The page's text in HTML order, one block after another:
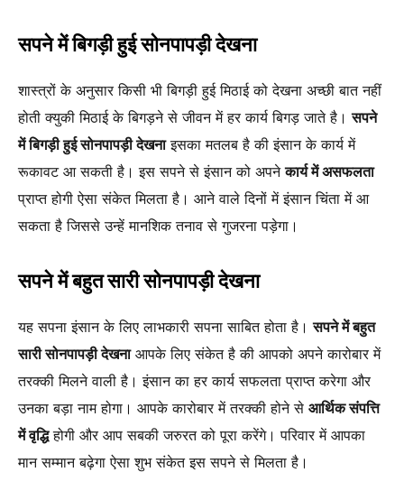
सपने में बिगड़ी हुई सोनपापड़ी देखना
शास्त्रों के अनुसार किसी भी बिगड़ी हुई मिठाई को देखना अच्छी बात नहीं
होती क्युकी मिठाई के बिगड़ने से जीवन में हर कार्य बिगड़ जाते है।सपने
में बिगड़ी हुई सोनपापड़ी देखनाइसका मतलब है की इंसान के कार्य में
रूकावट आ सकती है। इस सपने से इंसान को अपनेकार्य में असफलता
प्राप्त होगी ऐसा संकेत मिलता है। आने वाले दिनों में इंसान चिंता में आ
सकता है जिससे उन्हें मानशिक तनाव से गुजरना पड़ेगा।
सपने में बहुत सारी सोनपापड़ी देखना
यह सपना इंसान के लिए लाभकारी सपना साबित होता है।सपने में बहुत
सारी सोनपापड़ी देखनाआपके लिए संकेत है की आपको अपने कारोबार में
तरक्की मिलने वाली है। इंसान का हर कार्य सफलता प्राप्त करेगा और
उनका बड़ा नाम होगा। आपके कारोबार में तरक्की होने से आर्थिक संपत्ति
में वृद्धिहोगी और आप सबकी जरुरत को पूरा करेंगे। परिवार में आपका
मान सम्मान बढ़ेगा ऐसा शुभ संकेत इस सपने से मिलता है।